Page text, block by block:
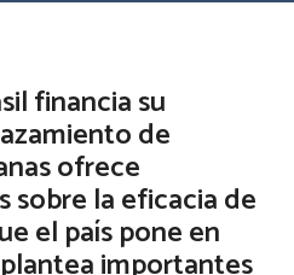
financia su
de
ofrece
sobre la eficacia de
el país pone en